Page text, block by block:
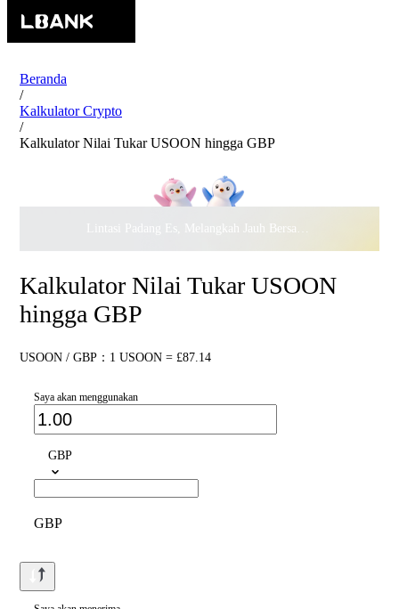
Beranda
/
Kalkulator Crypto
/
Kalkulator Nilai Tukar USOON hingga GBP
Lintasi Padang Es, Melangkah Jauh Bersama · Rayakan
Kalkulator Nilai Tukar USOON
hingga GBP
USOON / GBP：1 USOON = £87.14
Saya akan menggunakan
GBP
GBP